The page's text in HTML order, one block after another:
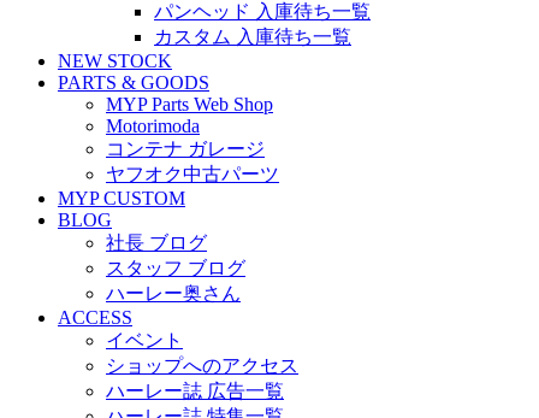
パンヘッド 入庫待ち一覧
カスタム 入庫待ち一覧
NEW STOCK
PARTS & GOODS
MYP Parts Web Shop
Motorimoda
コンテナ ガレージ
ヤフオク中古パーツ
MYP CUSTOM
BLOG
社長 ブログ
スタッフ ブログ
ハーレー奥さん
ACCESS
イベント
ショップへのアクセス
ハーレー誌 広告一覧